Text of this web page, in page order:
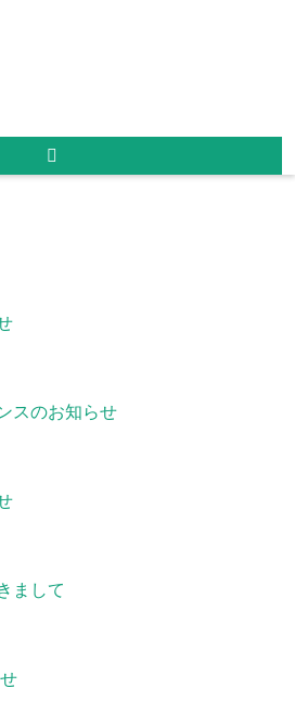
スのお知らせ
まして